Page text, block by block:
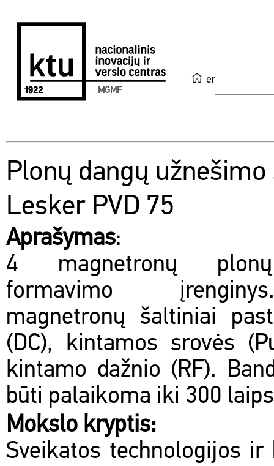
en
MGMF
Plonų dangų
Lesker PVD 75
Aprašymas:
4 magnetronų
formavimo
magnetronų šaltiniai
(DC), kintamos srovės
kintamo dažnio (RF).
būti palaikoma iki 300
Mokslo kryptis:
Sveikatos technologijos